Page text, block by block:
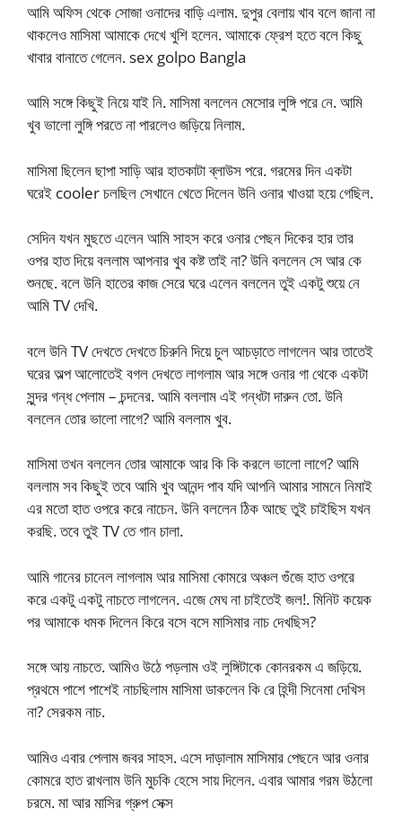
আমি অফিস থেকে সোজা ওনাদের বাড়ি এলাম. দুপুর বেলায় খাব বলে জানা না
থাকলেও মাসিমা আমাকে দেখে খুশি হলেন. আমাকে ফ্রেশ হতে বলে কিছু
খাবার বানাতে গেলেন. sex golpo Bangla
আমি সঙ্গে কিছুই নিয়ে যাই নি. মাসিমা বললেন মেসোর লুঙ্গি পরে নে. আমি
খুব ভালো লুঙ্গি পরতে না পারলেও জড়িয়ে নিলাম.
মাসিমা ছিলেন ছাপা সাড়ি আর হাতকাটা ব্লাউস পরে. গরমের দিন একটা
ঘরেই cooler চলছিল সেখানে খেতে দিলেন উনি ওনার খাওয়া হয়ে গেছিল.
সেদিন যখন মুছতে এলেন আমি সাহস করে ওনার পেছন দিকের হার তার
ওপর হাত দিয়ে বললাম আপনার খুব কষ্ট তাই না? উনি বললেন সে আর কে
শুনছে. বলে উনি হাতের কাজ সেরে ঘরে এলেন বললেন তুই একটু শুয়ে নে
আমি TV দেখি.
বলে উনি TV দেখতে দেখতে চিরুনি দিয়ে চুল আচড়াতে লাগলেন আর তাতেই
ঘরের অল্প আলোতেই বগল দেখতে লাগলাম আর সঙ্গে ওনার গা থেকে একটা
সুন্দর গন্ধ পেলাম – চন্দনের. আমি বললাম এই গন্ধটা দারুন তো. উনি
বললেন তোর ভালো লাগে? আমি বললাম খুব.
মাসিমা তখন বললেন তোর আমাকে আর কি কি করলে ভালো লাগে? আমি
বললাম সব কিছুই তবে আমি খুব আনন্দ পাব যদি আপনি আমার সামনে নিমাই
এর মতো হাত ওপরে করে নাচেন. উনি বললেন ঠিক আছে তুই চাইছিস যখন
করছি. তবে তুই TV তে গান চালা.
আমি গানের চানেল লাগলাম আর মাসিমা কোমরে অঞ্চল গুঁজে হাত ওপরে
করে একটু একটু নাচতে লাগলেন. এজে মেঘ না চাইতেই জল!. মিনিট কয়েক
পর আমাকে ধমক দিলেন কিরে বসে বসে মাসিমার নাচ দেখছিস?
সঙ্গে আয় নাচতে. আমিও উঠে পড়লাম ওই লুঙ্গিটাকে কোনরকম এ জড়িয়ে.
প্রথমে পাশে পাশেই নাচছিলাম মাসিমা ডাকলেন কি রে হিন্দী সিনেমা দেখিস
না? সেরকম নাচ.
আমিও এবার পেলাম জবর সাহস. এসে দাড়ালাম মাসিমার পেছনে আর ওনার
কোমরে হাত রাখলাম উনি মুচকি হেসে সায় দিলেন. এবার আমার গরম উঠলো
চরমে. মা আর মাসির গ্রুপ সেক্স